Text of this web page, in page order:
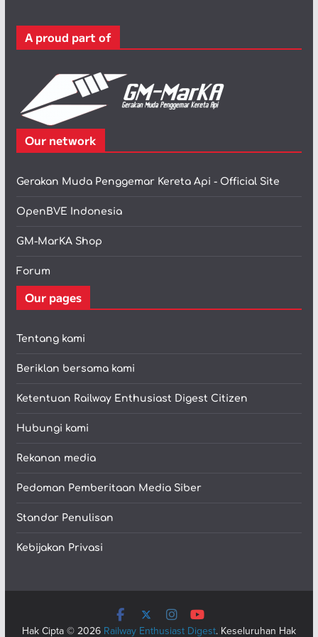
r
A proud part of
Our network
Gerakan Muda Penggemar Kereta Api - Official Site
OpenBVE Indonesia
GM-MarKA Shop
Forum
Our pages
Tentang kami
Beriklan bersama kami
Ketentuan Railway Enthusiast Digest Citizen
Hubungi kami
Rekanan media
Pedoman Pemberitaan Media Siber
Standar Penulisan
Kebijakan Privasi
Hak Cipta © 2026 Railway Enthusiast Digest. Keseluruhan Hak